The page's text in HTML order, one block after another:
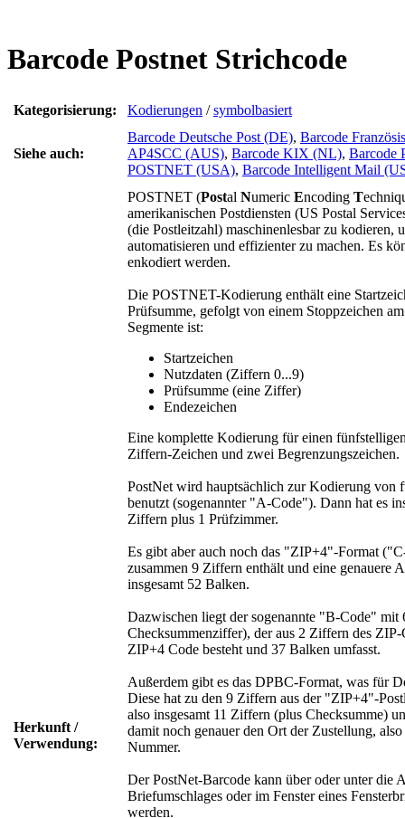
Barcode Postnet Strichcode
Kategorisierung: Kodierungen /symbolbasiert
Siehe auch:
Barcode Deutsche Post (DE), Barcode
AP4SCC (AUS), Barcode KIX (NL), Barcode
POSTNET (USA), Barcode Intelligent Mail
Herkunft /
Verwendung:
POSTNET (Postal Numeric Encoding T
amerikanischen Postdiensten (US Postal
(die Postleitzahl) maschinenlesbar zu kodieren,
automatisieren und effizienter zu machen. Es
enkodiert werden.
Die POSTNET-Kodierung enthält eine
Prüfsumme, gefolgt von einem Stoppzeichen
Segmente ist:
Startzeichen
Nutzdaten (Ziffern 0...9)
Prüfsumme (eine Ziffer)
Endezeichen
Eine komplette Kodierung für einen
Ziffern-Zeichen und zwei Begrenzungszeichen.
PostNet wird hauptsächlich zur Kodierung von
benutzt (sogenannter "A-Code"). Dann hat es
Ziffern plus 1 Prüfzimmer.
Es gibt aber auch noch das "ZIP+4"-Format
zusammen 9 Ziffern enthält und eine genauere
insgesamt 52 Balken.
Dazwischen liegt der sogenannte "B-Code"
Checksummenziffer), der aus 2 Ziffern des
ZIP+4 Code besteht und 37 Balken umfasst.
Außerdem gibt es das DPBC-Format, was für
Diese hat zu den 9 Ziffern aus der "ZIP+4"-
also insgesamt 11 Ziffern (plus Checksumme)
damit noch genauer den Ort der Zustellung,
Nummer.
Der PostNet-Barcode kann über oder unter die
Briefumschlages oder im Fenster eines
werden.